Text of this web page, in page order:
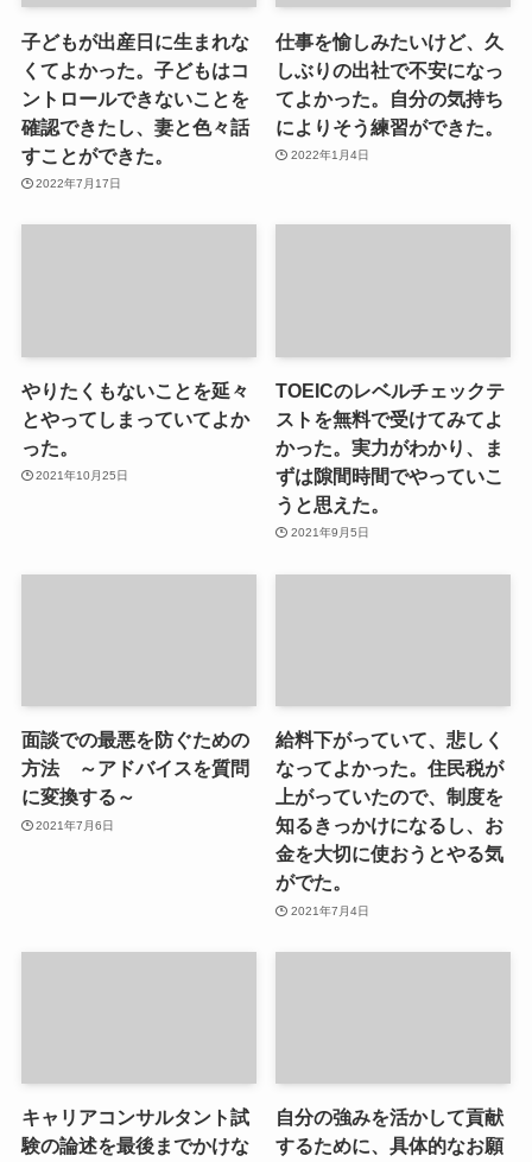
子どもが出産日に生まれな
くてよかった。子どもはコ
ントロールできないことを
確認できたし、妻と色々話
すことができた。
2022年7月17日
仕事を愉しみたいけど、久
しぶりの出社で不安になっ
てよかった。自分の気持ち
によりそう練習ができた。
2022年1月4日
やりたくもないことを延々
とやってしまっていてよか
った。
2021年10月25日
TOEICのレベルチェックテ
ストを無料で受けてみてよ
かった。実力がわかり、ま
ずは隙間時間でやっていこ
うと思えた。
2021年9月5日
面談での最悪を防ぐための
方法 ～アドバイスを質問
に変換する～
2021年7月6日
給料下がっていて、悲しく
なってよかった。住民税が
上がっていたので、制度を
知るきっかけになるし、お
金を大切に使おうとやる気
がでた。
2021年7月4日
キャリアコンサルタント試
験の論述を最後までかけな
自分の強みを活かして貢献
するために、具体的なお願